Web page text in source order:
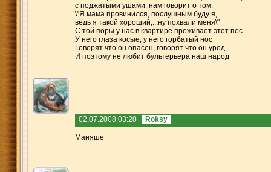
с поджатыми ушами, нам говорит о том:
\"Я мама провинился, послушным буду я,
ведь я такой хороший,...ну похвали меня\"
С той поры у нас в квартире проживает этот пес
У него глаза косые, у него горбатый нос
Говорят что он опасен, говорят что он урод
И поэтому не любит бультерьера наш народ
02.07.2008 03:20 Roksy
Маняше